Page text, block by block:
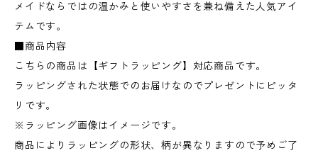
メイドならではの温かみと使いやすさを兼ね備えた人気アイ
テムです。
■商品内容
こちらの商品は【ギフトラッピング】対応商品です。
ラッピングされた状態でのお届けなのでプレゼントにピッタ
リです。
※ラッピング画像はイメージです。
商品によりラッピングの形状、柄が異なりますので予めご了